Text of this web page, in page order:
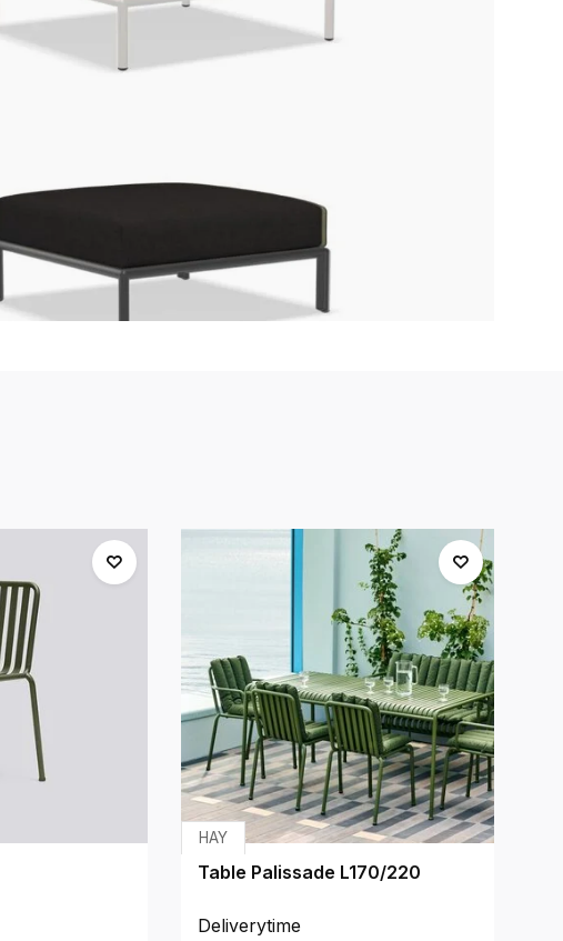
HAY
Table Palissade L170/220
Deliverytime